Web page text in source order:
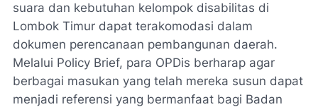
suara dan kebutuhan kelompok disabilitas di
Lombok Timur dapat terakomodasi dalam
dokumen perencanaan pembangunan daerah.
Melalui Policy Brief, para OPDis berharap agar
berbagai masukan yang telah mereka susun dapat
menjadi referensi yang bermanfaat bagi Badan